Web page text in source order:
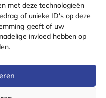
met deze technologieën
of unieke ID's op deze
geeft of uw
invloed hebben op